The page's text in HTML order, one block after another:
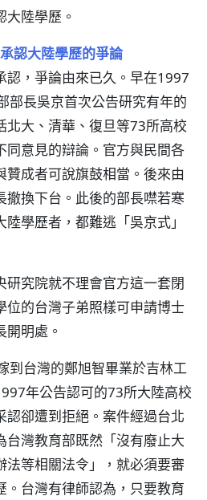
陸學歷。
認大陸學歷的爭論
認，爭論由來已久。早在1997
部長吳京首次公告研究有年的
北大、清華、復旦等73所高校
同意見的辯論。官方與民間各
成者可說旗鼓相當。後來由
撤換下台。此後的部長噤若寒
學歷者，都難逃「吳京式」
研究院就不理會官方這一套閉
位的台灣子弟照樣可申請博士
明處。
到台灣的鄭旭智畢業於吉林工
年公告認可的73所大陸高校
認卻遭到拒絕。案件經過台北
台灣教育部既然「沒有廢止大
法等相關法令」，就必須要審
。台灣有律師認為，只要教育